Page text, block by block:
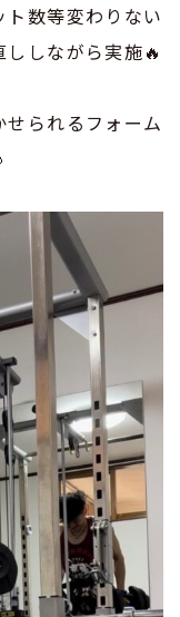
数等変わりない
しながら実施🔥
られるフォーム